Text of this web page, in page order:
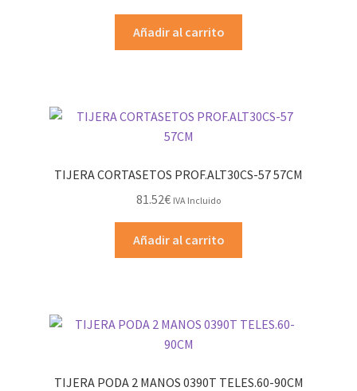
Añadir al carrito
TIJERA CORTASETOS PROF.ALT30CS-57 57CM
81.52€ IVA Incluido
Añadir al carrito
TIJERA PODA 2 MANOS 0390T TELES.60-90CM